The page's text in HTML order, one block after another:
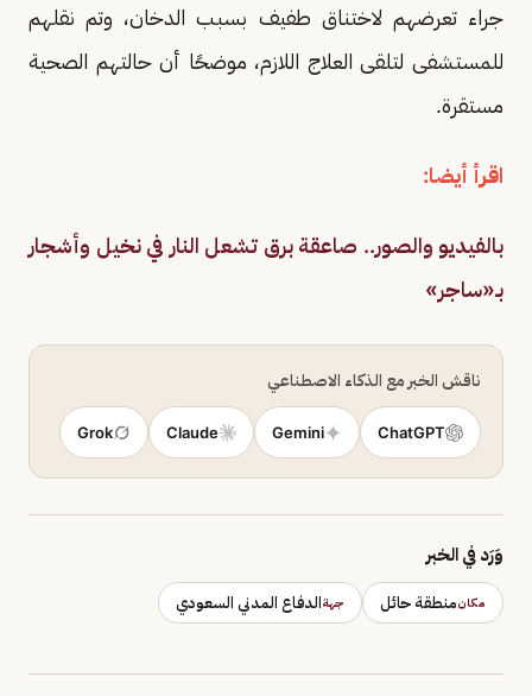
جراء تعرضهم لاختناق طفيف بسبب الدخان، وتم نقلهم
للمستشفى لتلقى العلاج اللازم، موضحًا أن حالتهم الصحية
مستقرة.
اقرأ أيضا:
بالفيديو والصور.. صاعقة برق تشعل النار في نخيل وأشجار
بـ«ساجر»
ناقش الخبر مع الذكاء الاصطناعي
ChatGPT
Gemini
Claude
Grok
وَرَد في الخبر
مكانمنطقة حائل جهةالدفاع المدني السعودي